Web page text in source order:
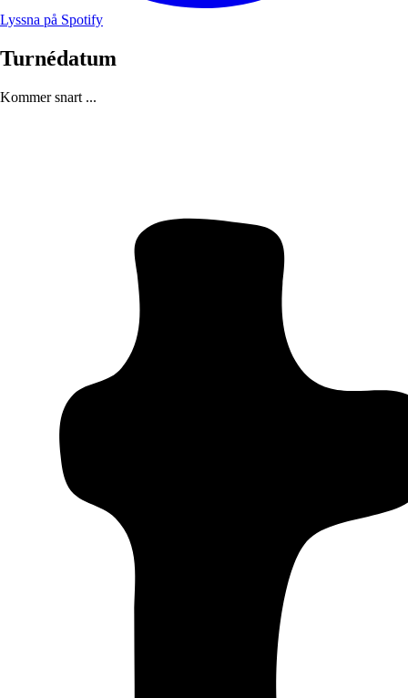
Lyssna på Spotify
Turnédatum
Kommer snart ...